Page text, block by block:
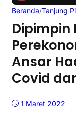
Beranda/Tanjung
Dipimpin
Ansar
Covid
1 Maret 2022